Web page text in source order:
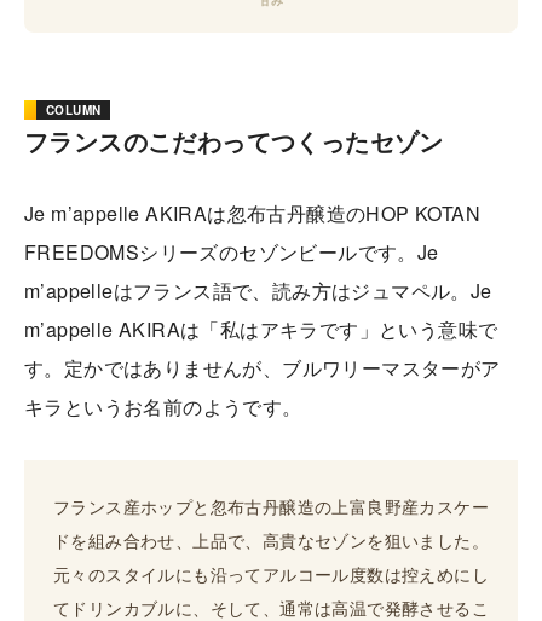
COLUMN
フランスのこだわってつくったセゾン
Je m’appelle AKIRAは忽布古丹醸造のHOP KOTAN
FREEDOMSシリーズのセゾンビールです。Je
m’appelleはフランス語で、読み方はジュマペル。Je
m’appelle AKIRAは「私はアキラです」という意味で
す。定かではありませんが、ブルワリーマスターがア
キラというお名前のようです。
フランス産ホップと忽布古丹醸造の上富良野産カスケー
ドを組み合わせ、上品で、高貴なセゾンを狙いました。
元々のスタイルにも沿ってアルコール度数は控えめにし
てドリンカブルに、そして、通常は高温で発酵させるこ